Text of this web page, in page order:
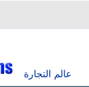
عالم التجارة